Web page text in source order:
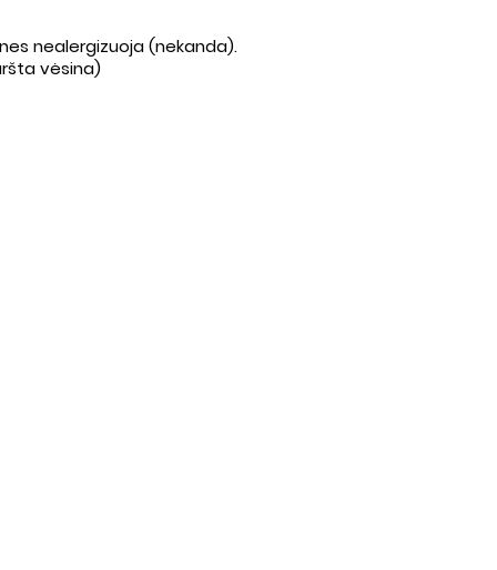
nealergizuoja (nekanda).
vėsina)